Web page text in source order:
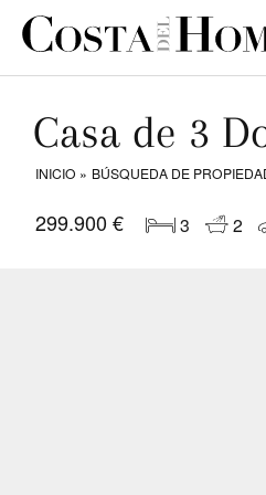
Casa de 3
INICIO BÚSQUEDA DE
299.900 € 3 2